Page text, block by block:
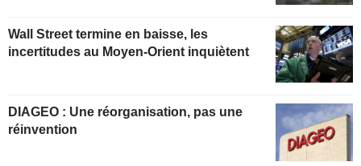
Wall Street termine en baisse, les
incertitudes au Moyen-Orient inquiètent
DIAGEO : Une réorganisation, pas une
réinvention